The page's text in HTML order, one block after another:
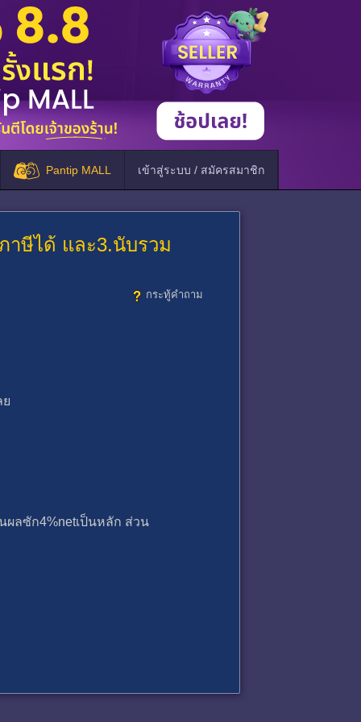
Pantip MALL เข้าสู่ระบบ / สมัครสมาชิก
าษีได้ และ3.นับรวม
กระทู้คำถาม
ผลซัก4%netเป็นหลัก ส่วน